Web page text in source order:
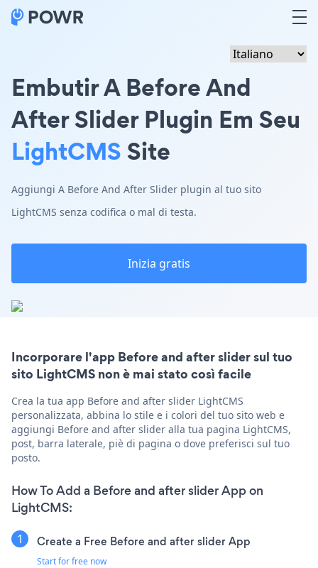
Embutir A Before And
After Slider Plugin Em Seu
LightCMSSite
Aggiungi A Before And After Slider plugin al tuo sito
LightCMS senza codifica o mal di testa.
Inizia gratis
Incorporare l'app Before and after slider sul tuo
sito LightCMS non è mai stato così facile
Crea la tua app Before and after slider LightCMS
personalizzata, abbina lo stile e i colori del tuo sito web e
aggiungi Before and after slider alla tua pagina LightCMS,
post, barra laterale, piè di pagina o dove preferisci sul tuo
posto.
How To Add a Before and after slider App on
LightCMS:
Create a Free Before and after slider App
Start for free now